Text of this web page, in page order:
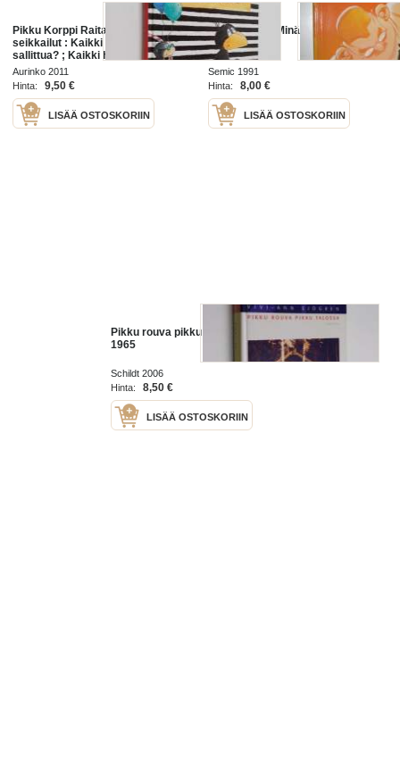
Pikku Korppi Raitasukan kootut
seikkailut : Kaikki minun! ; Kaikki
sallittua? ; Kaikki hyvin taas! ; Se
on ihan totta! ; Pikku Korppi
Raitasukka
Aurinko 2011
Hinta:
9,50 €
LISÄÄ OSTOSKORIIN
Pikku Piko 1, Minä olen pikku Piko
Semic 1991
Hinta:
8,00 €
LISÄÄ OSTOSKORIIN
Pikku rouva pikku talossa : 1957-
1965
Schildt 2006
Hinta:
8,50 €
LISÄÄ OSTOSKORIIN